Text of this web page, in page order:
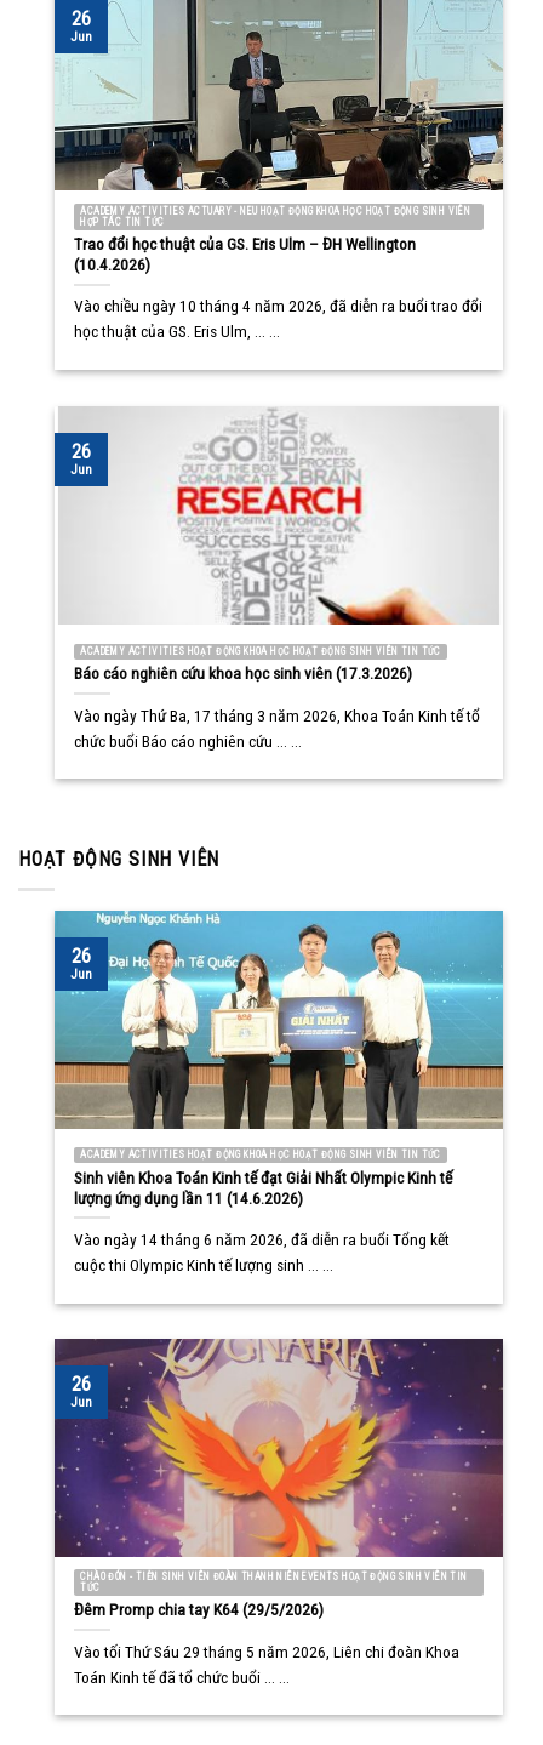
ACADEMY ACTIVITIES ACTUARY - NEU HOẠT ĐỘNG KHOA HỌC HOẠT ĐỘNG SINH VIÊN
HỢP TÁC TIN TỨC
Trao đổi học thuật của GS. Eris Ulm – ĐH Wellington
(10.4.2026)
Vào chiều ngày 10 tháng 4 năm 2026, đã diễn ra buổi trao đổi
học thuật của GS. Eris Ulm, ... ...
26
Jun
ACADEMY ACTIVITIES HOẠT ĐỘNG KHOA HỌC HOẠT ĐỘNG SINH VIÊN TIN TỨC
Báo cáo nghiên cứu khoa học sinh viên (17.3.2026)
Vào ngày Thứ Ba, 17 tháng 3 năm 2026, Khoa Toán Kinh tế tổ
chức buổi Báo cáo nghiên cứu ... ...
26
Jun
HOẠT ĐỘNG SINH VIÊN
ACADEMY ACTIVITIES HOẠT ĐỘNG KHOA HỌC HOẠT ĐỘNG SINH VIÊN TIN TỨC
Sinh viên Khoa Toán Kinh tế đạt Giải Nhất Olympic Kinh tế
lượng ứng dụng lần 11 (14.6.2026)
Vào ngày 14 tháng 6 năm 2026, đã diễn ra buổi Tổng kết
cuộc thi Olympic Kinh tế lượng sinh ... ...
26
Jun
CHÀO ĐÓN - TIỄN SINH VIÊN ĐOÀN THANH NIÊN EVENTS HOẠT ĐỘNG SINH VIÊN TIN
TỨC
Đêm Promp chia tay K64 (29/5/2026)
Vào tối Thứ Sáu 29 tháng 5 năm 2026, Liên chi đoàn Khoa
Toán Kinh tế đã tổ chức buổi ... ...
26
Jun